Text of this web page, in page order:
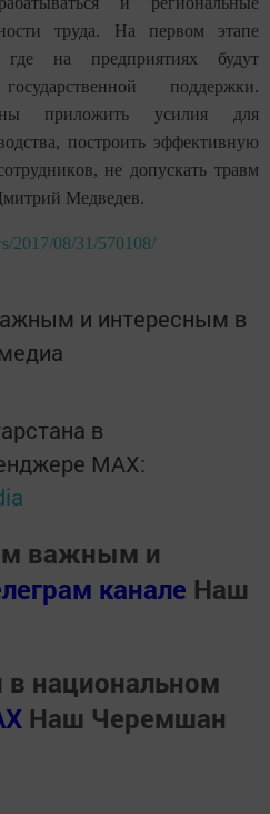
труда. На первом этапе
на предприятиях будут
поддержки.
приложить усилия для
построить эффективную
не допускать травм
Медведев.
2017/08/31/570108/
и интересным в
в
MАХ:
важным и
канале Наш
в национальном
Наш Черемшан